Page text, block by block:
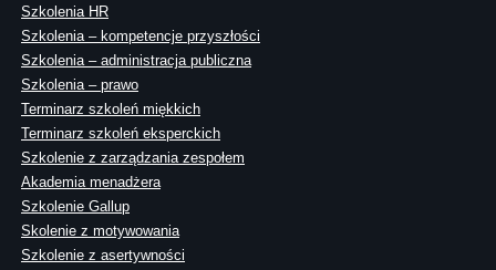
Szkolenia HR
Szkolenia – kompetencje przyszłości
Szkolenia – administracja publiczna
Szkolenia – prawo
Terminarz szkoleń miękkich
Terminarz szkoleń eksperckich
Szkolenie z zarządzania zespołem
Akademia menadżera
Szkolenie Gallup
Skolenie z motywowania
Szkolenie z asertywności